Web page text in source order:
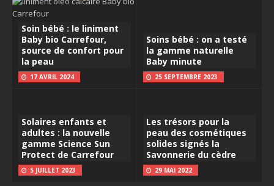
Soin bébé : le liniment
Baby bio Carrefour,
source de confort pour
la peau
17 AVRIL 2024
Soins bébé : on a testé
la gamme naturelle
Baby minute
25 SEPTEMBRE 2023
Solaires enfants et
adultes : la nouvelle
gamme Science Sun
Protect de Carrefour
5 JUILLET 2023
Les trésors pour la
peau des cosmétiques
solides signés la
Savonnerie du cèdre
29 MAI 2022